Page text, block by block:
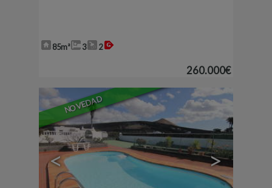
85m² 3 2
260.000€
NOVEDAD
< >